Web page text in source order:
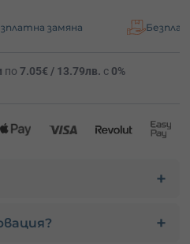
175 лв.
Безплатна
по 7.05€ / 13.79лв. с 0%